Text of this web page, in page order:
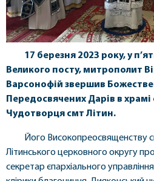
17 березня 2023 року, у
Великого посту, митрополит
Варсонофій звершив
Передосвячених Дарів в
Чудотворця смт Літин.
Його Високопреосвященству
Літинського церковного округу
секретар єпархіального